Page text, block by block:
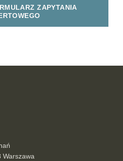
ZAPYTANIA
Warszawa